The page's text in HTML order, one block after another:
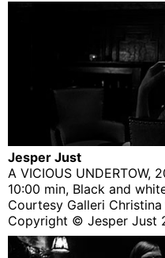
Jesper Just
A VICIOUS UNDERTOW,
10:00 min, Black and
Courtesy Galleri
Copyright © Jesper Just